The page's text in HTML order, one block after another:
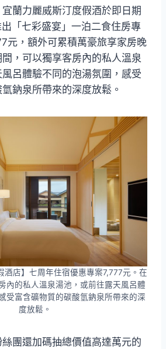
蘭力麗威斯汀度假酒於即日期
「七彩盛宴」一泊二食住房專
元，額外可累積萬豪旅享家房晚
，可以獨享客房內的私人溫泉
呂體驗不同的泡湯氛圍，感受
鈉泉所帶來的深度放鬆。
酒店】七周年住宿優惠專案7,777元。在
內的私人溫泉湯池，或前往露天風呂體
受富含礦物質的碳酸氫鈉泉所帶來的深
度放鬆。
團還加碼抽總價值高達萬元的